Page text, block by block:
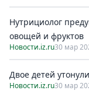
Нутрициолог
овощей и фруктов
Новости.iz.ru30 мар
Двое детей
Новости.iz.ru30 мар